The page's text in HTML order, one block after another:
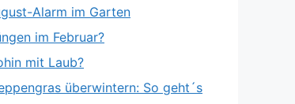
Alarm im Garten
im Februar?
mit Laub?
überwintern: So geht´s